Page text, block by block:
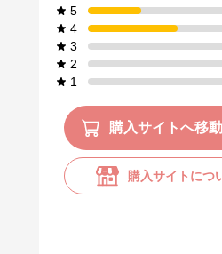
5
4
3
2
1
購入サイトへ移動
購入サイトにつ